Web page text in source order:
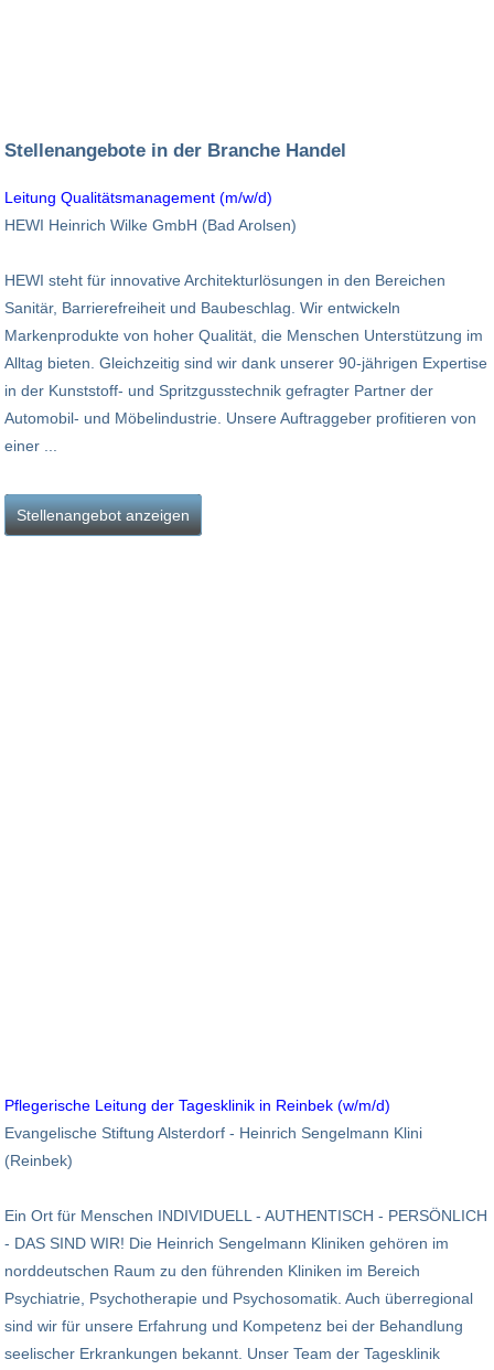
Stellenangebote in der Branche Handel
Leitung Qualitätsmanagement (m/w/d)
HEWI Heinrich Wilke GmbH (Bad Arolsen)
HEWI steht für innovative Architekturlösungen in den Bereichen
Sanitär, Barrierefreiheit und Baubeschlag. Wir entwickeln
Markenprodukte von hoher Qualität, die Menschen Unterstützung im
Alltag bieten. Gleichzeitig sind wir dank unserer 90-jährigen Expertise
in der Kunststoff- und Spritzgusstechnik gefragter Partner der
Automobil- und Möbelindustrie. Unsere Auftraggeber profitieren von
einer ...
Stellenangebot anzeigen
Pflegerische Leitung der Tagesklinik in Reinbek (w/m/d)
Evangelische Stiftung Alsterdorf - Heinrich Sengelmann Klini
(Reinbek)
Ein Ort für Menschen INDIVIDUELL - AUTHENTISCH - PERSÖNLICH
- DAS SIND WIR! Die Heinrich Sengelmann Kliniken gehören im
norddeutschen Raum zu den führenden Kliniken im Bereich
Psychiatrie, Psychotherapie und Psychosomatik. Auch überregional
sind wir für unsere Erfahrung und Kompetenz bei der Behandlung
seelischer Erkrankungen bekannt. Unser Team der Tagesklinik